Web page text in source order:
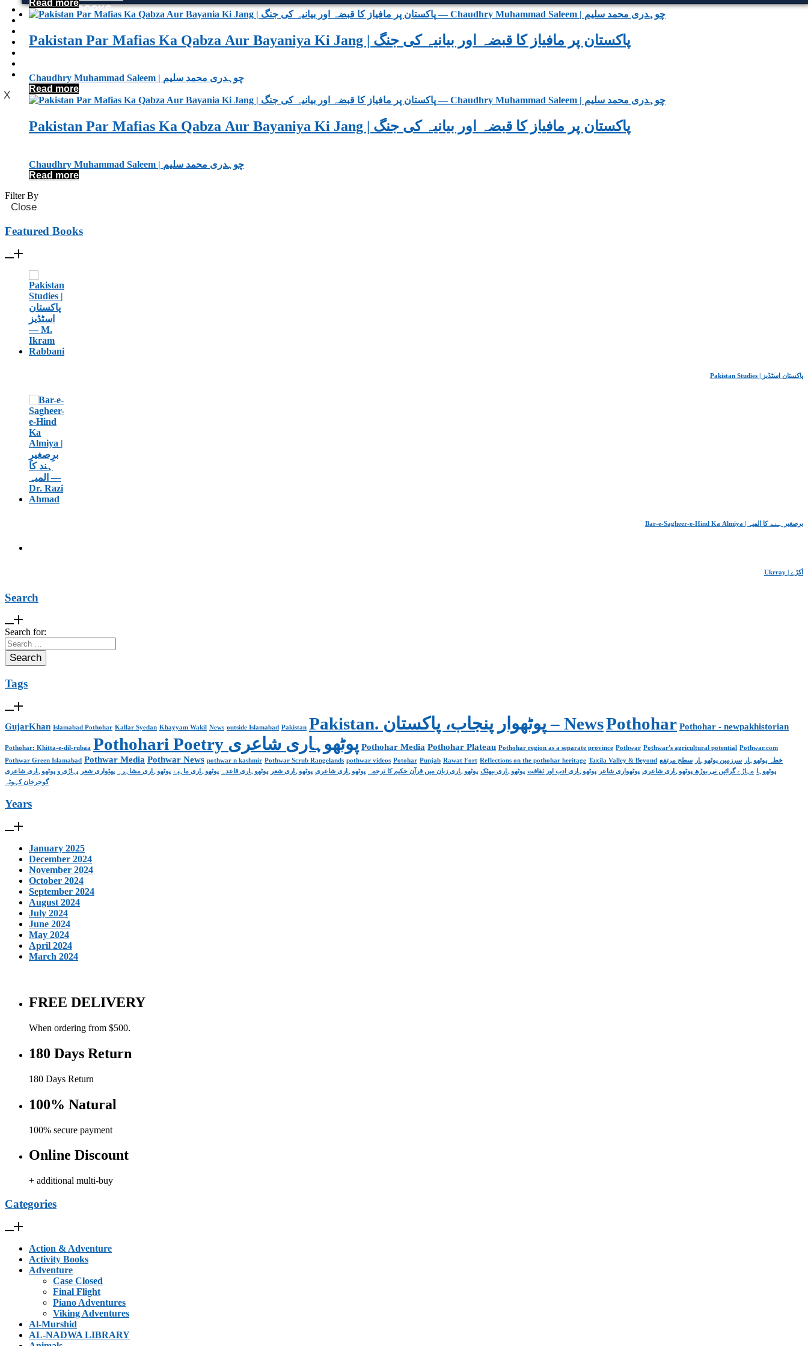
ENGLISH BOOKS
POTHWARI BOOKS
SUFI NAMA
POET & AUTHOR LIST
X
Read more
Pakistan Par Mafias Ka Qabza Aur Bayaniya Ki Jang | پاکستان پر مافیاز کا قبضہ اور بیانیہ کی جنگ
Chaudhry Muhammad Saleem | چوہدری محمد سلیم
Read more
Pakistan Par Mafias Ka Qabza Aur Bayaniya Ki Jang | پاکستان پر مافیاز کا قبضہ اور بیانیہ کی جنگ
Chaudhry Muhammad Saleem | چوہدری محمد سلیم
Read more
Filter By
Close
Featured Books
Pakistan Studies | پاکستان اسٹڈیز
Bar-e-Sagheer-e-Hind Ka Almiya | برِصغیرِ ہند کا المیہ
Ukrray | اُکڑے
Search
Search for:
Tags
GujarKhan Islamabad Pothohar Kallar Syedan Khayyam Wakil News outside Islamabad Pakistan Pakistan. پوٹھوار پنجاب، پاکستان – NewsPothohar Pothohar - newpakhistorian
Pothohar: Khitta-e-dil-rubaa Pothohari Poetry پوٹھوہاری شاعری Pothohar Media Pothohar Plateau Pothohar region as a separate province Pothwar Pothwar's agricultural potential Pothwar.com
Pothwar Green Islamabad Pothwar Media Pothwar News pothwar n kashmir Pothwar Scrub Rangelands pothwar videos Potohar Punjab Rawat Fort Reflections on the pothohar heritage Taxila Valley & Beyond خطہ پوٹھوہار سرزمین پوٹھوہار
سطح مرتفع
پوٹھوہا مہاڑے گرائیں نی بوڑھ پوٹھوہاری شاعری پوٹھواری شاعر پوٹھوہاری ادب اور ثقافت پوٹھوہاری بیھٹک پوٹھوہاری زبان میں قرآن حکیم کا ترجمہ پوٹھوہاری شاعری پوٹھوہاری شعر پوٹھوہاری قاعدہ پوٹھوہاری ماہیے پوٹھوہاری مشاہرہ پھٹواری شعر
پہاڑی و پوٹھوہاری شاعری
گوجرخان کہوٹہ
Years
January 2025
December 2024
November 2024
October 2024
September 2024
August 2024
July 2024
June 2024
May 2024
April 2024
March 2024
FREE DELIVERY
When ordering from $500.
180 Days Return
180 Days Return
100% Natural
100% secure payment
Online Discount
+ additional multi-buy
Categories
Action & Adventure
Activity Books
Adventure
Case Closed
Final Flight
Piano Adventures
Viking Adventures
Al-Murshid
AL-NADWA LIBRARY